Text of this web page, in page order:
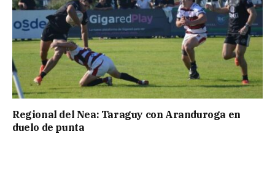
Regional del Nea: Taraguy con Aranduroga en
duelo de punta